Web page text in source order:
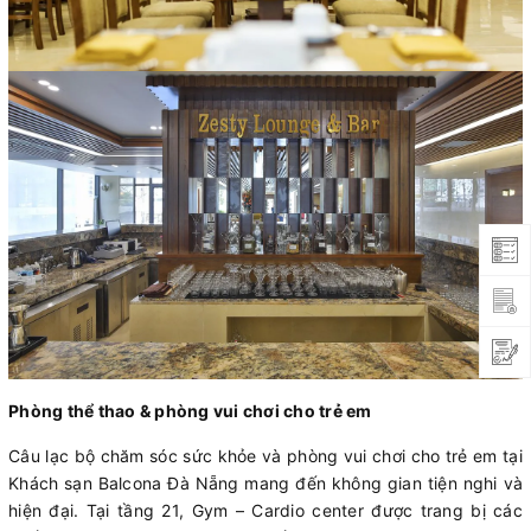
Phòng thể thao & phòng vui chơi cho trẻ em
Câu lạc bộ chăm sóc sức khỏe và phòng vui chơi cho trẻ em tại
Khách sạn Balcona Đà Nẵng mang đến không gian tiện nghi và
hiện đại. Tại tầng 21, Gym – Cardio center được trang bị các